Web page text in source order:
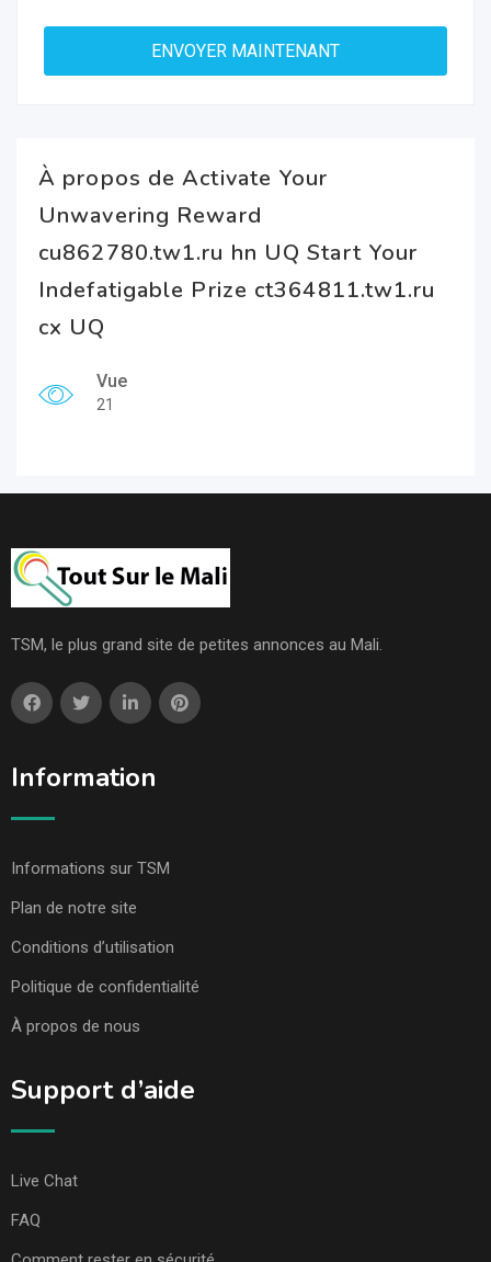
À propos de Activate Your
Unwavering Reward
cu862780.tw1.ru hn UQ Start Your
Indefatigable Prize ct364811.tw1.ru
cx UQ
Vue
21
TSM, le plus grand site de petites annonces au Mali.
Information
Informations sur TSM
Plan de notre site
Conditions d’utilisation
Politique de confidentialité
À propos de nous
Support d’aide
Live Chat
FAQ